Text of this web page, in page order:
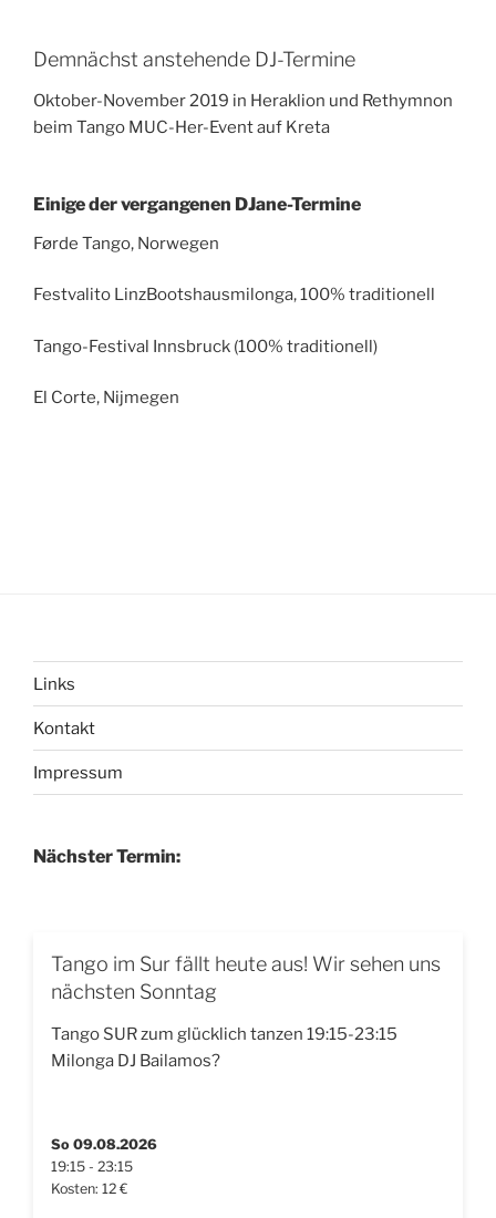
Demnächst anstehende DJ-Termine
Oktober-November 2019 in Heraklion und Rethymnon
beim Tango MUC-Her-Event auf Kreta
Einige der vergangenen DJane-Termine
Førde Tango, Norwegen
Festvalito LinzBootshausmilonga, 100% traditionell
Tango-Festival Innsbruck (100% traditionell)
El Corte, Nijmegen
Links
Kontakt
Impressum
Nächster Termin:
Tango im Sur fällt heute aus! Wir sehen uns
nächsten Sonntag
Tango SUR zum glücklich tanzen 19:15-23:15
Milonga DJ Bailamos?
So 09.08.2026
19:15 - 23:15
Kosten: 12 €